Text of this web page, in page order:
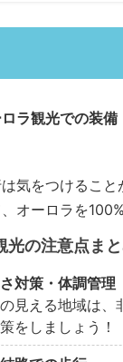
ラ観光での装備
気をつけること
オーロラを
光の注意点まと
対策・体調管理
見える地域は、
をしましょう！